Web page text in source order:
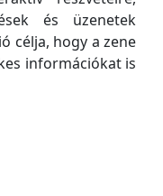
és üzenetek
célja, hogy a zene
információkat is